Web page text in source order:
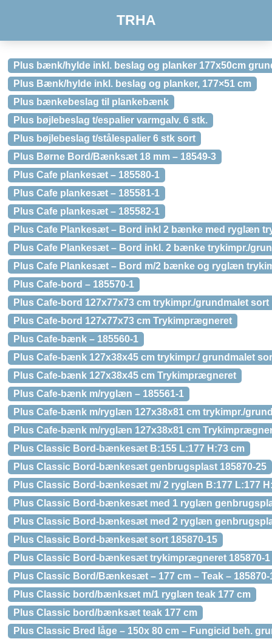
TRHA
Plus bænk/hylde inkl. beslag og planker 177x50cm
Plus Bænk/hylde inkl. beslag og planker, 177×51 cm
Plus bænkebeslag til plankebænk
Plus bøjlebeslag t/espalier varmgalv. 6 stk.
Plus bøjlebeslag t/stålespalier 6 stk sort
Plus Børne Bord/Bænksæt 18 mm – 18549-3
Plus Cafe plankesæt – 185580-1
Plus Cafe plankesæt – 185581-1
Plus Cafe plankesæt – 185582-1
Plus Cafe Plankesæt – Bord inkl 2 bænke med ryglæn
Plus Cafe Plankesæt – Bord inkl. 2 bænke trykimpr./
Plus Cafe Plankesæt – Bord m/2 bænke og ryglæn
Plus Cafe-bord – 185570-1
Plus Cafe-bord 127x77x73 cm trykimpr./grundmalet sort
Plus Cafe-bord 127x77x73 cm Trykimprægneret
Plus Cafe-bænk – 185560-1
Plus Cafe-bænk 127x38x45 cm trykimpr./ grundmalet
Plus Cafe-bænk 127x38x45 cm Trykimprægneret
Plus Cafe-bænk m/ryglæn – 185561-1
Plus Cafe-bænk m/ryglæn 127x38x81 cm trykimpr./
Plus Cafe-bænk m/ryglæn 127x38x81 cm
Plus Classic Bord-bænkesæt B:155 L:177 H:73 cm
Plus Classic Bord-bænkesæt genbrugsplast 185870-25
Plus Classic Bord-bænkesæt m/ 2 ryglæn B:177 L:177
Plus Classic Bord-bænkesæt med 1 ryglæn
Plus Classic Bord-bænkesæt med 2 ryglæn
Plus Classic Bord-bænkesæt sort 185870-15
Plus Classic Bord-bænkesæt trykimprægneret 185870-1
Plus Classic Bord/Bænkesæt – 177 cm – Teak – 185870-
Plus Classic bord/bænksæt m/1 ryglæn teak 177 cm
Plus Classic bord/bænksæt teak 177 cm
Plus Classic Bred låge – 150x 80 cm – Fungicid beh.